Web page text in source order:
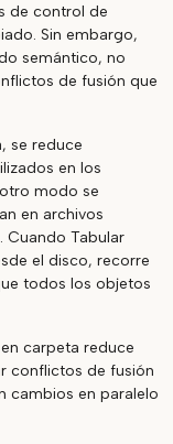
de control de
Sin embargo,
semántico, no
de fusión que
se reduce
en los
modo se
en archivos
Cuando Tabular
el disco, recorre
todos los objetos
carpeta reduce
conflictos de fusión
cambios en paralelo